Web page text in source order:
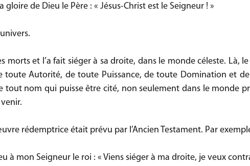
de Dieu le Père : « Jésus-Christ est le Seigneur ! »
morts et l’a fait siéger à sa droite, dans le monde céleste. Là,
toute Autorité, de toute Puissance, de toute Domination et
tout nom qui puisse être cité, non seulement dans le monde
rédemptrice était prévu par l’Ancien Testament. Par
à mon Seigneur le roi : « Viens siéger à ma droite, je veux